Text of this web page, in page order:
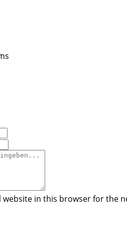
website in this browser for the